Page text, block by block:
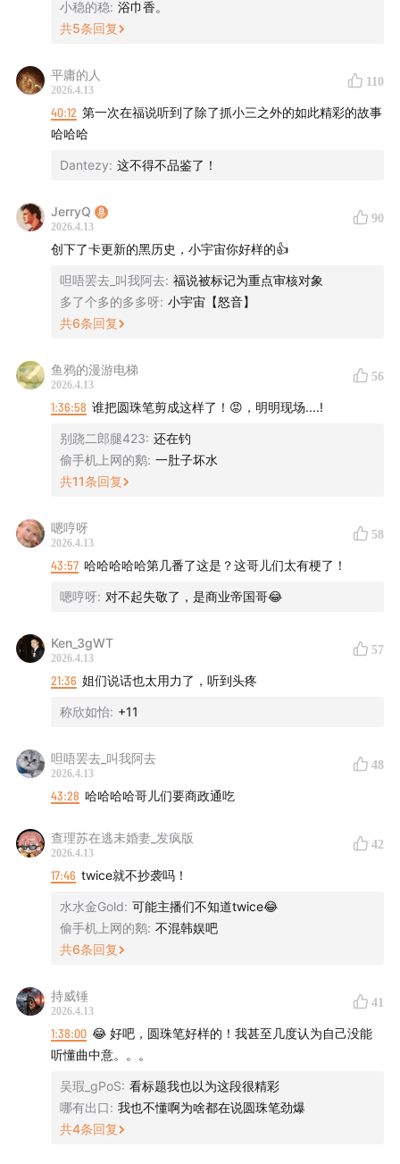
2.John Michael Howell - Mr. Feel
小稳的稳: 浴巾香。
共5条回复
平庸的人
2026.4.13
110
40:12 第一次在福说听到了除了抓小三之外的如此精彩的故事
哈哈哈
Dantezy: 这不得不品鉴了！
JerryQ
2026.4.13
90
创下了卡更新的黑历史，小宇宙你好样的👍
呾唔罢去_叫我阿去: 福说被标记为重点审核对象
多了个多的多多呀: 小宇宙【怒音】
共6条回复
鱼鸦的漫游电梯
2026.4.13
56
1:36:58 谁把圆珠笔剪成这样了！😡，明明现场....!
别跷二郎腿423: 还在钓
偷手机上网的鹅: 一肚子坏水
共11条回复
嗯哼呀
2026.4.13
58
43:57 哈哈哈哈哈第几番了这是？这哥儿们太有梗了！
嗯哼呀: 对不起失敬了，是商业帝国哥😂
Ken_3gWT
2026.4.13
57
21:36 姐们说话也太用力了，听到头疼
称欣如怡: +11
呾唔罢去_叫我阿去
2026.4.13
48
43:28 哈哈哈哈哥儿们要商政通吃
查理苏在逃未婚妻_发疯版
2026.4.13
42
17:46 twice就不抄袭吗！
水水金Gold: 可能主播们不知道twice😂
偷手机上网的鹅: 不混韩娱吧
共6条回复
持威锤
2026.4.13
41
1:38:00 😂 好吧，圆珠笔好样的！我甚至几度认为自己没能
听懂曲中意。。。
吴瑕_gPoS: 看标题我也以为这段很精彩
哪有出口: 我也不懂啊为啥都在说圆珠笔劲爆
共4条回复